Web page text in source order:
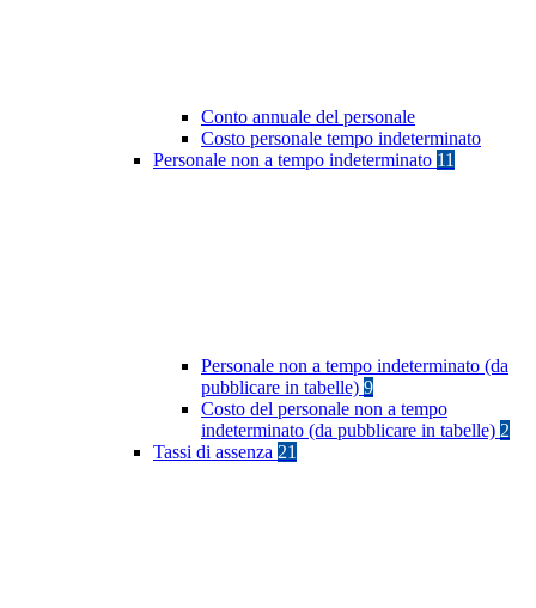
Conto annuale del personale
Costo personale tempo indeterminato
Personale non a tempo indeterminato 11
Personale non a tempo indeterminato (da
pubblicare in tabelle) 9
Costo del personale non a tempo
indeterminato (da pubblicare in tabelle) 2
Tassi di assenza 21